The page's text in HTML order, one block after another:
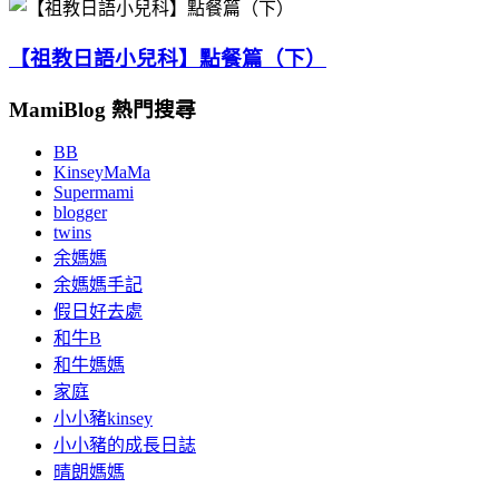
【祖教日語小兒科】點餐篇（下）
MamiBlog 熱門搜尋
BB
KinseyMaMa
Supermami
blogger
twins
余媽媽
余媽媽手記
假日好去處
和牛B
和牛媽媽
家庭
小小豬kinsey
小小豬的成長日誌
晴朗媽媽